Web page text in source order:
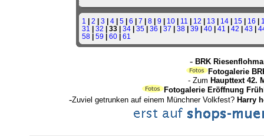
1 | 2 | 3 | 4| 5| 6 | 7 | 8| 9 | 10| 11 | 12 | 13 | 14| 15| 16 |
31 | 32 | 33 | 34| 35| 36 | 37 | 38| 39 | 40| 41 | 42 | 43 |
58| 59 | 60| 61
- BRK
Fotogalerie
- Zum Haupttext 42.
Fotogalerie Eröffnung
-Zuviel getrunken auf einem Münchner Volkfest? Harry